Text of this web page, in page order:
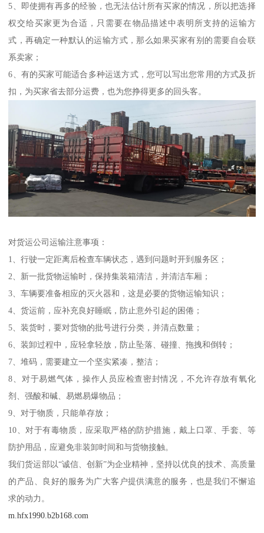
5、即使拥有再多的经验，也无法估计所有买家的情况，所以把选择
权交给买家更为合适，只需要在物品描述中表明所支持的运输方
式，再确定一种默认的运输方式，那么如果买家有别的需要自会联
系卖家；
6、有的买家可能适合多种运送方式，您可以写出您常用的方式及折
扣，为买家省去部分运费，也为您挣得更多的回头客。
对货运公司运输注意事项：
1、行驶一定距离后检查车辆状态，遇到问题时开到服务区；
2、新一批货物运输时，保持集装箱清洁，并清洁车厢；
3、车辆要准备相应的灭火器和，这是必要的货物运输知识；
4、货运前，应补充良好睡眠，防止意外引起的困倦；
5、装货时，要对货物的批号进行分类，并清点数量；
6、装卸过程中，应轻拿轻放，防止坠落、碰撞、拖拽和倒转；
7、堆码，需要建立一个坚实紧凑，整洁；
8、对于易燃气体，操作人员应检查密封情况，不允许存放有氧化
剂、强酸和碱、易燃易爆物品；
9、对于物质，只能单存放；
10、对于有毒物质，应采取严格的防护措施，戴上口罩、手套、等
防护用品，应避免非装卸时间和与货物接触。
我们货运部以“诚信、创新”为企业精神，坚持以优良的技术、高质量
的产品、良好的服务为广大客户提供满意的服务，也是我们不懈追
求的动力。
m.hfx1990.b2b168.com